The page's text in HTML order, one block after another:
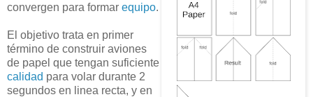
convergen para formar equipo.
El objetivo trata en primer
término de construir aviones
de papel que tengan suficiente
calidad para volar durante 2
segundos en linea recta, y en